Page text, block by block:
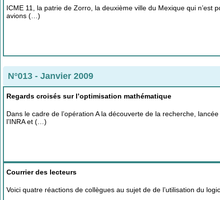
ICME 11, la patrie de Zorro, la deuxième ville du Mexique qui
avions (…)
N°013 - Janvier 2009
Regards croisés sur l’optimisation mathématique
Dans le cadre de l’opération A la découverte de la recherche,
l’INRA et (…)
Courrier des lecteurs
Voici quatre réactions de collègues au sujet de de l’utilisation du